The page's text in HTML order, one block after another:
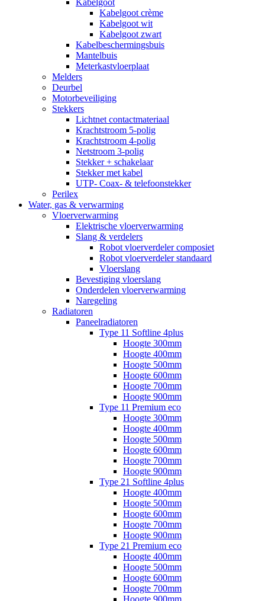
Kabelgoot
Kabelgoot crème
Kabelgoot wit
Kabelgoot zwart
Kabelbeschermingsbuis
Mantelbuis
Meterkastvloerplaat
Melders
Deurbel
Motorbeveiliging
Stekkers
Lichtnet contactmateriaal
Krachtstroom 5-polig
Krachtstroom 4-polig
Netstroom 3-polig
Stekker + schakelaar
Stekker met kabel
UTP- Coax- & telefoonstekker
Perilex
Water, gas & verwarming
Vloerverwarming
Elektrische vloerverwarming
Slang & verdelers
Robot vloerverdeler composiet
Robot vloerverdeler standaard
Vloerslang
Bevestiging vloerslang
Onderdelen vloerverwarming
Naregeling
Radiatoren
Paneelradiatoren
Type 11 Softline 4plus
Hoogte 300mm
Hoogte 400mm
Hoogte 500mm
Hoogte 600mm
Hoogte 700mm
Hoogte 900mm
Type 11 Premium eco
Hoogte 300mm
Hoogte 400mm
Hoogte 500mm
Hoogte 600mm
Hoogte 700mm
Hoogte 900mm
Type 21 Softline 4plus
Hoogte 400mm
Hoogte 500mm
Hoogte 600mm
Hoogte 700mm
Hoogte 900mm
Type 21 Premium eco
Hoogte 400mm
Hoogte 500mm
Hoogte 600mm
Hoogte 700mm
Hoogte 900mm